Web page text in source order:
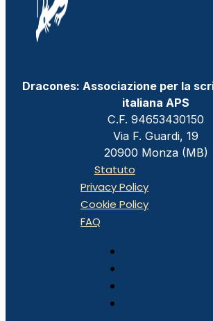
Dracones: Associazione per la
italiana APS
C.F. 94653430150
Via F. Guardi, 19
20900 Monza (MB)
Statuto
Privacy Policy
Cookie Policy
FAQ